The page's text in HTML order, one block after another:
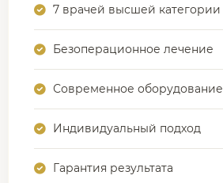
7 врачей высшей категории
Безоперационное лечение
Современное оборудование
Индивидуальный подход
Гарантия результата